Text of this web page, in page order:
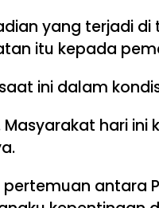
yang terjadi di
itu kepada
ini dalam
hari ini
antara